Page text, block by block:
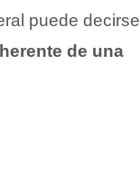
puede decirse
de una